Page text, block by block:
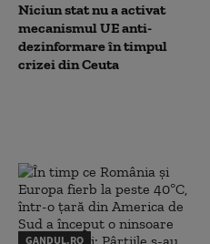
Niciun stat nu a activat
mecanismul UE anti-
dezinformare în timpul
crizei din Ceuta
GANDUL.RO